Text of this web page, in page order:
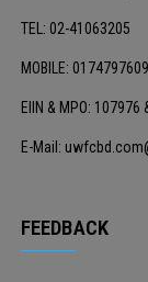
TEL: 02-41063205
MOBILE:
EIIN & MPO: 107976
E-Mail:
FEEDBACK